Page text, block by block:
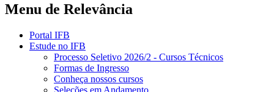
Menu de Relevância
Portal IFB
Estude no IFB
Processo Seletivo 2026/2 - Cursos Técnicos
Formas de Ingresso
Conheça nossos cursos
Seleções em Andamento